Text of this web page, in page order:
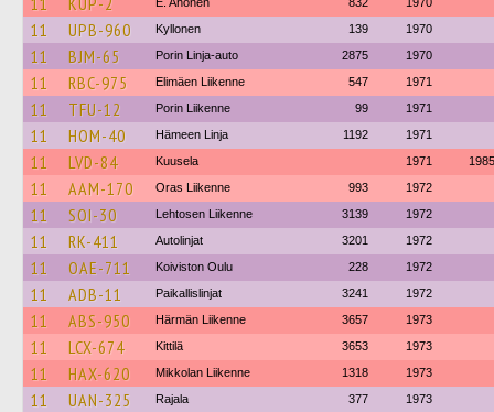
11 UPB-960 Kyllonen 139 1970
11 BJM-65 Porin Linja-auto 2875 1970
11 RBC-975 Elimäen Liikenne 547 1971
11 TFU-12 Porin Liikenne 99 1971
11 HOM-40 Hämeen Linja 1192 1971
11 LVD-84 Kuusela 1971 1985
11 AAM-170 Oras Liikenne 993 1972
11 SOI-30 Lehtosen Liikenne 3139 1972
11 RK-411 Autolinjat 3201 1972
11 OAE-711 Koiviston Oulu 228 1972
11 ADB-11 Paikallislinjat 3241 1972
11 ABS-950 Härmän Liikenne 3657 1973
11 LCX-674 Kittilä 3653 1973
11 HAX-620 Mikkolan Liikenne 1318 1973
11 UAN-325 Rajala 377 1973